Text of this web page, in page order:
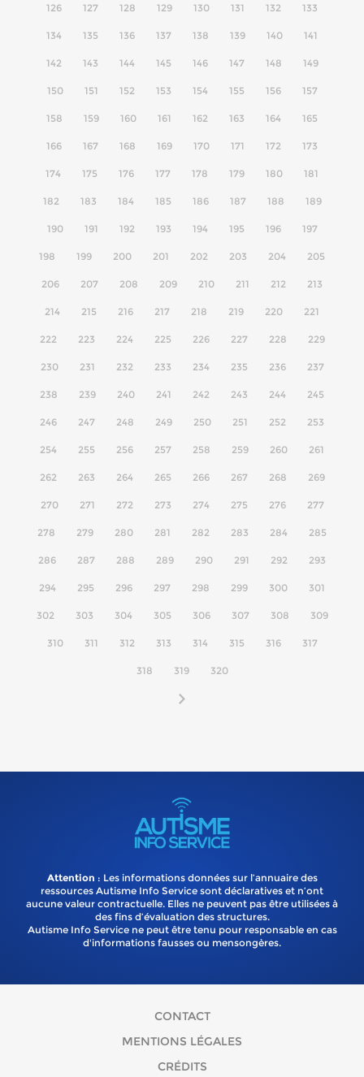
126 127 128 129 130 131 132 133
134 135 136 137 138 139 140 141
142 143 144 145 146 147 148 149
150 151 152 153 154 155 156 157
158 159 160 161 162 163 164 165
166 167 168 169 170 171 172 173
174 175 176 177 178 179 180 181
182 183 184 185 186 187 188 189
190 191 192 193 194 195 196 197
198 199 200 201 202 203 204 205
206 207 208 209 210 211 212 213
214 215 216 217 218 219 220 221
222 223 224 225 226 227 228 229
230 231 232 233 234 235 236 237
238 239 240 241 242 243 244 245
246 247 248 249 250 251 252 253
254 255 256 257 258 259 260 261
262 263 264 265 266 267 268 269
270 271 272 273 274 275 276 277
278 279 280 281 282 283 284 285
286 287 288 289 290 291 292 293
294 295 296 297 298 299 300 301
302 303 304 305 306 307 308 309
310 311 312 313 314 315 316 317
318 319 320
Attention : Les informations données sur l’annuaire des
ressources Autisme Info Service sont déclaratives et n’ont
aucune valeur contractuelle. Elles ne peuvent pas être utilisées à
des fins d’évaluation des structures.
Autisme Info Service ne peut être tenu pour responsable en cas
d'informations fausses ou mensongères.
CONTACT
MENTIONS LÉGALES
CRÉDITS